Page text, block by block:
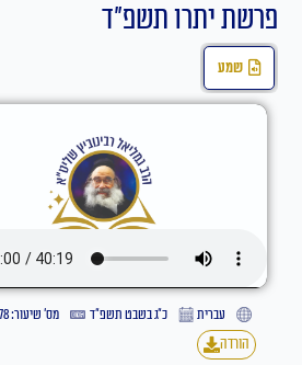
פרשת יתרו תשפ"ד
שמע
עברית כ״ג בשבט תשפ״ד
מס' שיעור: 578
הורדה